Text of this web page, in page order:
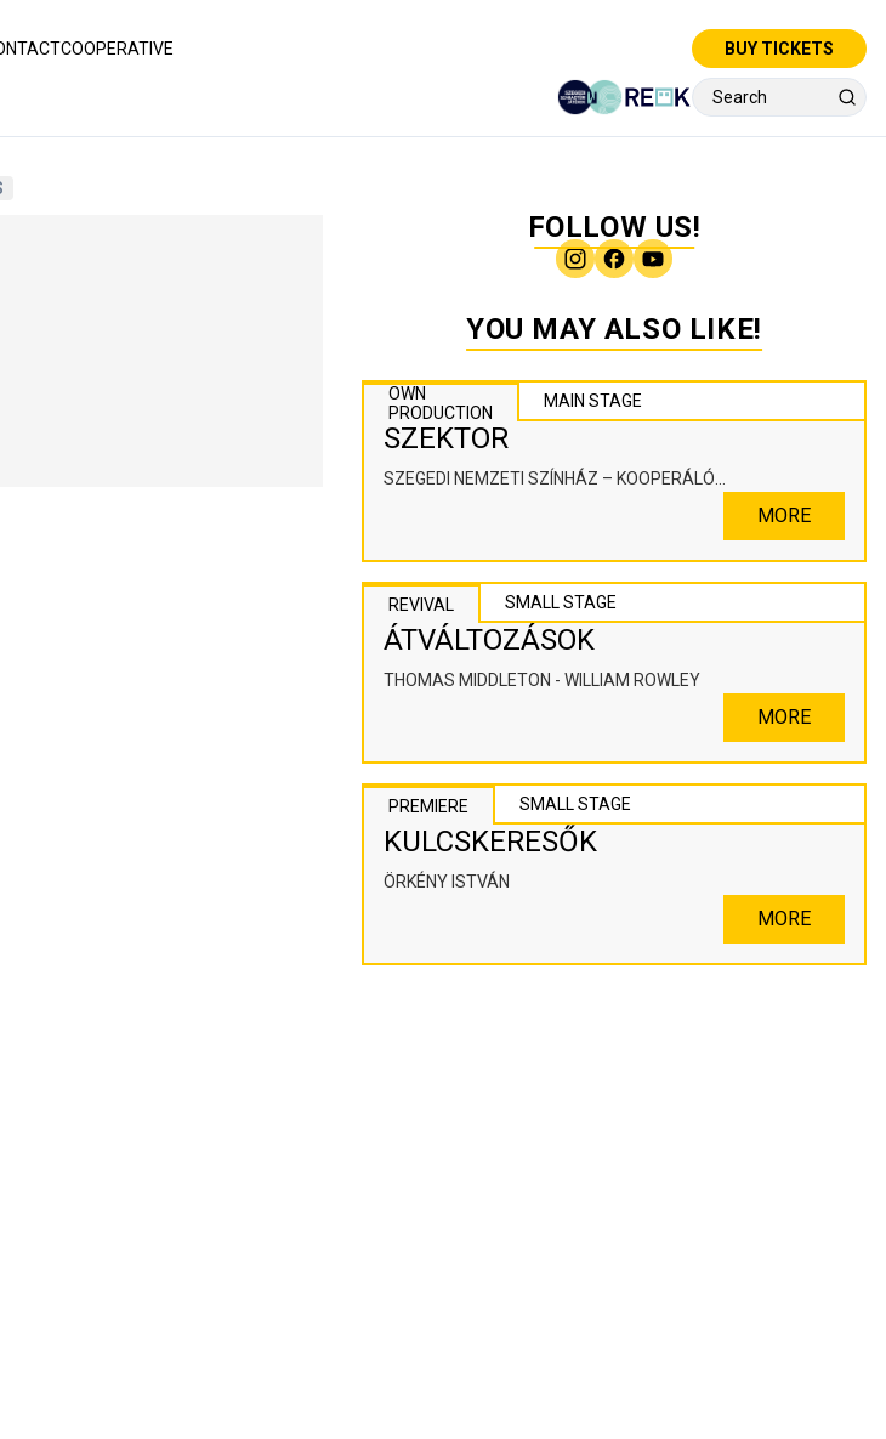
COOPERATIVE BUY TICKETS
FOLLOW US!
YOU MAY ALSO LIKE!
OWN
PRODUCTION
MAIN STAGE
SZEKTOR
SZEGEDI NEMZETI SZÍNHÁZ – KOOPERÁLÓ
MORE
REVIVAL SMALL STAGE
ÁTVÁLTOZÁSOK
THOMAS MIDDLETON - WILLIAM ROWLEY
MORE
PREMIERE SMALL STAGE
KULCSKERESŐK
ÖRKÉNY ISTVÁN
MORE